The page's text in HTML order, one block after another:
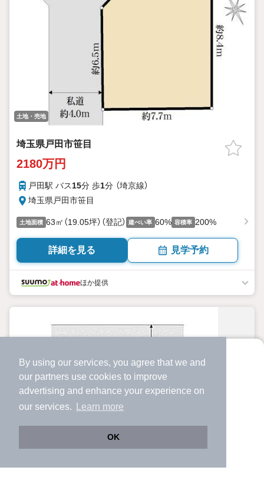
By using our services, you agree that we and
our partners use cookies to improve
advertising and enhance your experience on
our services.
Learn more
OK
より使いやすくなった
アプリで物件探ししませんか？
サクサク動く地図で物件検索
土地・売地
埼玉県戸田市笹目
2180万円
戸田駅 バス15分 歩1分 （埼京線）
埼玉県戸田市笹目
土地面積 63㎡（19.05坪）（登記） 建ぺい率 60% 容積率 200%
詳細を見る 見学予約
ほか提供